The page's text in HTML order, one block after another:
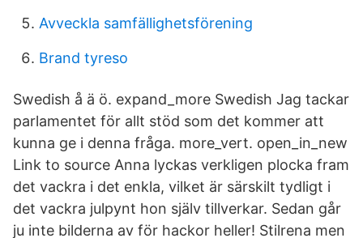
Avveckla samfällighetsförening
Brand tyreso
Swedish å ä ö. expand_more Swedish Jag tackar
parlamentet för allt stöd som det kommer att
kunna ge i denna fråga. more_vert. open_in_new
Link to source Anna lyckas verkligen plocka fram
det vackra i det enkla, vilket är särskilt tydligt i
det vackra julpynt hon själv tillverkar. Sedan går
ju inte bilderna av för hackor heller! Stilrena men